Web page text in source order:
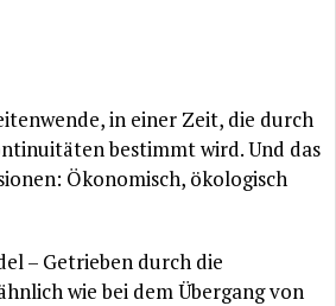
in einer Zeit, die durch
bestimmt wird. Und das
Ökonomisch, ökologisch
– Getrieben durch die
wie bei demÜbergangvon